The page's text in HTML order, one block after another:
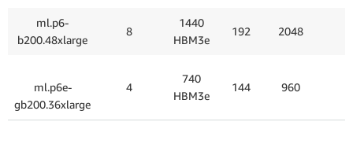
ml.p6-
b200.48xlarge
8
1440
HBM3e
192 2048
ml.p6e-
gb200.36xlarge
4
740
HBM3e
144 960